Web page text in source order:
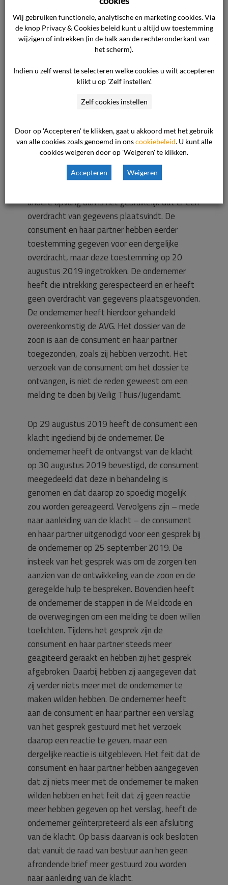
ingediende klacht. Voordat die melding werd
gedaan, heeft de ondernemer de stappen uit de
Meldcode huiselijk geweld en
kindermishandeling in de thuissituatie genomen.
ontsloeg de ondernemer niet van de verplichting
signalen een melding te doen bij Veilig Thuis. De
professioneel heeft gehandeld en dat hij met
die melding zijn boekje niet te buiten is gegaan.
Als de opvang bij de ondernemer eindigt en een
andere opvang dan is het gebruikelijk dat er een
overdracht van gegevens plaatsvindt. De
consument en haar partner hebben eerder
toestemming gegeven voor een dergelijke
overdracht, maar deze toestemming op 20
augustus 2019 ingetrokken. De ondernemer
heeft die intrekking gerespecteerd en er heeft
geen overdracht van gegevens plaatsgevonden.
De ondernemer heeft hierdoor gehandeld
overeenkomstig de AVG. Het dossier van de
zoon is aan de consument en haar partner
toegezonden, zoals zij hebben verzocht. Het
verzoek van de consument om het dossier te
ontvangen, is niet de reden geweest om een
melding te doen bij Veilig Thuis/Jugendamt.
Op 29 augustus 2019 heeft de consument een
klacht ingediend bij de ondernemer. De
ondernemer heeft de ontvangst van de klacht
op 30 augustus 2019 bevestigd, de consument
meegedeeld dat deze in behandeling is
genomen en dat daarop zo spoedig mogelijk
zou worden gereageerd. Vervolgens zijn – mede
naar aanleiding van de klacht – de consument
en haar partner uitgenodigd voor een gesprek bij
de ondernemer op 25 september 2019. De
insteek van het gesprek was om de zorgen ten
aanzien van de ontwikkeling van de zoon en de
geregelde hulp te bespreken. Bovendien heeft
de ondernemer de stappen in de Meldcode en
de overwegingen om een melding te doen willen
toelichten. Tijdens het gesprek zijn de
consument en haar partner steeds meer
geagiteerd geraakt en hebben zij het gesprek
afgebroken. Daarbij hebben zij aangegeven dat
zij verder niets meer met de ondernemer te
maken wilden hebben. De ondernemer heeft
aan de consument en haar partner een verslag
van het gesprek gestuurd met het verzoek
daarop een reactie te geven, maar een
dergelijke reactie is uitgebleven. Het feit dat de
consument en haar partner hebben aangegeven
dat zij niets meer met de ondernemer te maken
wilden hebben en het feit dat zij geen reactie
meer hebben gegeven op het verslag, heeft de
ondernemer geïnterpreteerd als een afsluiting
van de klacht. Op basis daarvan is ook besloten
dat vanuit de raad van bestuur aan hen geen
afrondende brief meer gestuurd zou worden
naar aanleiding van de klacht.
Wij gebruiken functionele, analytische en marketing cookies. Via
de knop Privacy & Cookies beleid kunt u altijd uw toestemming
wijzigen of intrekken (in de balk aan de rechteronderkant van
het scherm).
Indien u zelf wenst te selecteren welke cookies u wilt accepteren
klikt u op 'Zelf instellen'.
Zelf cookies instellen
Door op 'Accepteren' te klikken, gaat u akkoord met het gebruik
van alle cookies zoals genoemd in onscookiebeleid. U kunt alle
cookies weigeren door op 'Weigeren' te klikken.
Accepteren Weigeren